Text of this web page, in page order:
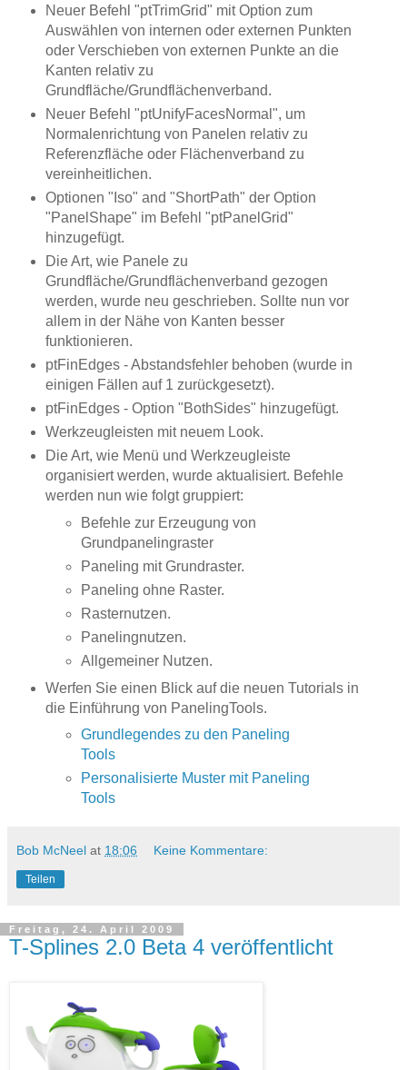
Neuer Befehl "ptTrimGrid" mit Option zum
Auswählen von internen oder externen Punkten
oder Verschieben von externen Punkte an die
Kanten relativ zu
Grundfläche/Grundflächenverband.
Neuer Befehl "ptUnifyFacesNormal", um
Normalenrichtung von Panelen relativ zu
Referenzfläche oder Flächenverband zu
vereinheitlichen.
Optionen "Iso" and "ShortPath" der Option
"PanelShape" im Befehl "ptPanelGrid"
hinzugefügt.
Die Art, wie Panele zu
Grundfläche/Grundflächenverband gezogen
werden, wurde neu geschrieben. Sollte nun vor
allem in der Nähe von Kanten besser
funktionieren.
ptFinEdges - Abstandsfehler behoben (wurde in
einigen Fällen auf 1 zurückgesetzt).
ptFinEdges - Option "BothSides" hinzugefügt.
Werkzeugleisten mit neuem Look.
Die Art, wie Menü und Werkzeugleiste
organisiert werden, wurde aktualisiert. Befehle
werden nun wie folgt gruppiert:
Befehle zur Erzeugung von
Grundpanelingraster
Paneling mit Grundraster.
Paneling ohne Raster.
Rasternutzen.
Panelingnutzen.
Allgemeiner Nutzen.
Werfen Sie einen Blick auf die neuen Tutorials in
die Einführung von PanelingTools.
Grundlegendes zu den Paneling
Tools
Personalisierte Muster mit Paneling
Tools
Bob McNeel at 18:06 Keine Kommentare:
Teilen
Freitag, 24. April 2009
T-Splines 2.0 Beta 4 veröffentlicht